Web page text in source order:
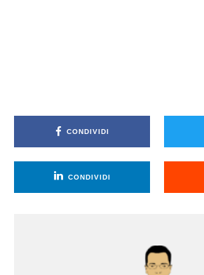
CONDIVIDI
CONDIVIDI